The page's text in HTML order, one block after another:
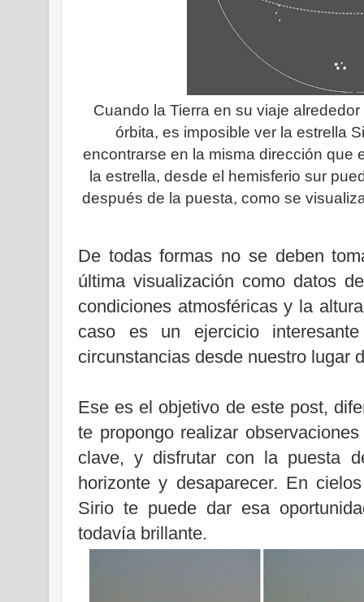
Cuando la Tierra en su viaje
órbita, es imposible ver la estrella
encontrarse en la misma dirección que
la estrella, desde el hemisferio sur
después de la puesta, como se
De todas formas no se deben
última visualización como datos
condiciones atmosféricas y la
caso es un ejercicio
circunstancias desde nuestro lugar
Ese es el objetivo de este post,
te propongo realizar
clave, y disfrutar con la puesta
horizonte y desaparecer. En
Sirio te puede dar esa
todavía brillante.